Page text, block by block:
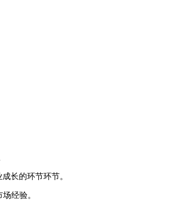
长的环节环节。
经验。